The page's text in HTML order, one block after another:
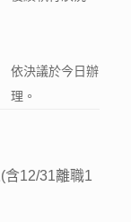
依決議於今日辦
理。
含12/31離職1